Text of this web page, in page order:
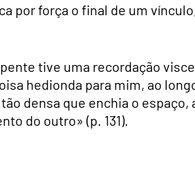
por força o final de um
tive uma recordação
hedionda para mim, ao
densa que enchia o espaço,
do outro» (p. 131).